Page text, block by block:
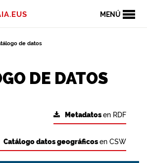
MENÚ
de datos
DE DATOS
Metadatosen RDF
Catálogo datos geográficosen CSW